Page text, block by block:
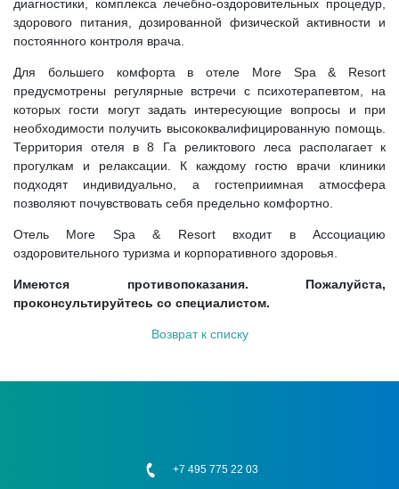
диагностики, комплекса лечебно-оздоровительных процедур,
здорового питания, дозированной физической активности и
постоянного контроля врача.
Для большего комфорта в отеле More Spa & Resort
предусмотрены регулярные встречи с психотерапевтом, на
которых гости могут задать интересующие вопросы и при
необходимости получить высококвалифицированную помощь.
Территория отеля в 8 Га реликтового леса располагает к
прогулкам и релаксации. К каждому гостю врачи клиники
подходят индивидуально, а гостеприимная атмосфера
позволяют почувствовать себя предельно комфортно.
Отель More Spa & Resort входит в Ассоциацию
оздоровительного туризма и корпоративного здоровья.
Имеются противопоказания. Пожалуйста,
проконсультируйтесь со специалистом.
Возврат к списку
+7 495 775 22 03